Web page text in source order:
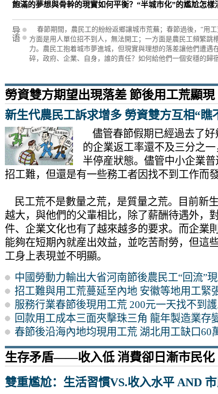
飽滿的夢想與骨幹的現實如何平衡？“半城市化”的尷尬怎樣
春節期間，農民工的紛紛返鄉讓城市荒蕪；春節過後，“用
方面是用人單位招不到人，無法開工；一方面是農民工頻繁跳
力。農民工抱着城市夢進城，但現實與理想的落差讓他們遭遇
碎，政府、企業、自身，誰的責任？如何給他們一個安穩的歸
勞資雙方期望出現落差 節後用工荒顯現
新生代農民工訴求增多 勞資雙方互相“瞧
儘管春節假期已經過去了好
的企業返工率還不及三分之
半停産狀態。儘管中小企業
招工難，但還是有一些務工者因找不到工作而
民工荒不是數量之荒，是質量之荒。目前新
越大，與他們的父輩相比，除了薪酬待遇外，
件、企業文化也有了越來越多的要求。而企業
能夠在短期內就産出效益，並吃苦耐勞，但這
工身上表現並不明顯。
中國勞動力輸出大省河南節後農民工“回流”
招工難與用工荒蔓延至內地 安徽等地用工緊
服務行業春節後現用工荒 200元一天找不到
回款用工成本三面夾擊珠三角 龍年製造業存
春節後沿海內地均現用工荒 湖北用工缺口60
生存矛盾——收入低 消費卻日漸市民化
雙重尷尬：生活習慣VS.收入水平 AND